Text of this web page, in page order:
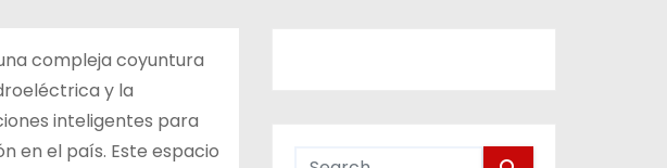
compleja coyuntura
y la
inteligentes para
en el país. Este espacio